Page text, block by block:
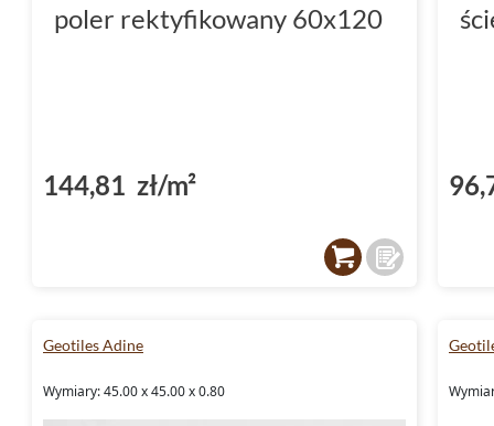
poler rektyfikowany 60x120
144,81 zł/m²
Geotiles Adine
Wymiary: 45.00 x 45.00 x 0.80